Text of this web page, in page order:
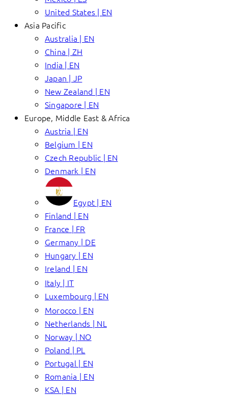
United States | EN
Asia Pacific
Australia | EN
China | ZH
India | EN
Japan | JP
New Zealand | EN
Singapore | EN
Europe, Middle East & Africa
Austria | EN
Belgium | EN
Czech Republic | EN
Denmark | EN
Egypt | EN
Finland | EN
France | FR
Germany | DE
Hungary | EN
Ireland | EN
Italy | IT
Luxembourg | EN
Morocco | EN
Netherlands | NL
Norway | NO
Poland | PL
Portugal | EN
Romania | EN
KSA | EN